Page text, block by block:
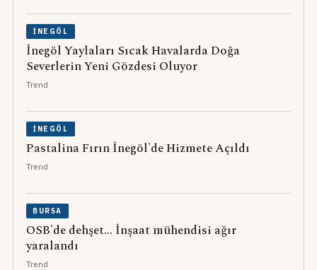
İNEGÖL
İnegöl Yaylaları Sıcak Havalarda Doğa
Severlerin Yeni Gözdesi Oluyor
Trend
İNEGÖL
Pastalina Fırın İnegöl'de Hizmete Açıldı
Trend
BURSA
OSB'de dehşet... İnşaat mühendisi ağır
yaralandı
Trend